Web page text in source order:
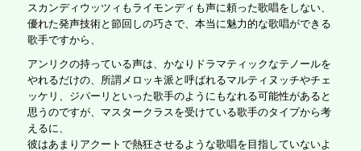
スカンディウッツィもライモンディも声に頼った歌唱をしない、
優れた発声技術と節回しの巧さで、本当に魅力的な歌唱ができる
歌手ですから、
アンリクの持っている声は、かなりドラマティックなテノールを
やれるだけの、所謂メロッキ派と呼ばれるマルティヌッチやチェ
ッケリ、ジパーリといった歌手のようにもなれる可能性があると
思うのですが、マスタークラスを受けている歌手のタイプから考
えるに、
彼はあまりアクートで熱狂させるような歌唱を目指していないよ